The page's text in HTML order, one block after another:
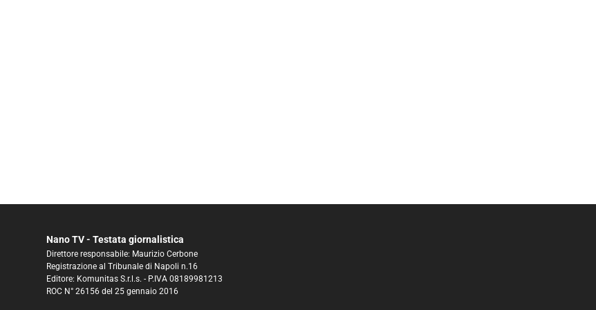
Nano TV - Testata giornalistica
Direttore responsabile: Maurizio Cerbone
Registrazione al Tribunale di Napoli n.16
Editore: Komunitas S.r.l.s. - P.IVA 08189981213
ROC N° 26156 del 25 gennaio 2016